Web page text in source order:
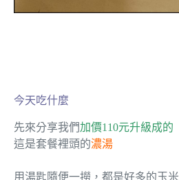
今天吃什麼
先來分享我們加價110元升級成的
這是套餐裡頭的濃湯
用湯匙隨便一撈，都是好多的玉